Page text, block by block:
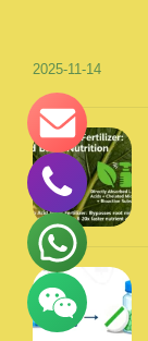
2025-11-14